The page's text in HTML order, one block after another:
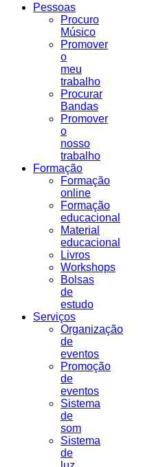
Pessoas
Procuro
Músico
Promover
o
meu
trabalho
Procurar
Bandas
Promover
o
nosso
trabalho
Formação
Formação
online
Formação
educacional
Material
educacional
Livros
Workshops
Bolsas
de
estudo
Serviços
Organização
de
eventos
Promoção
de
eventos
Sistema
de
som
Sistema
de